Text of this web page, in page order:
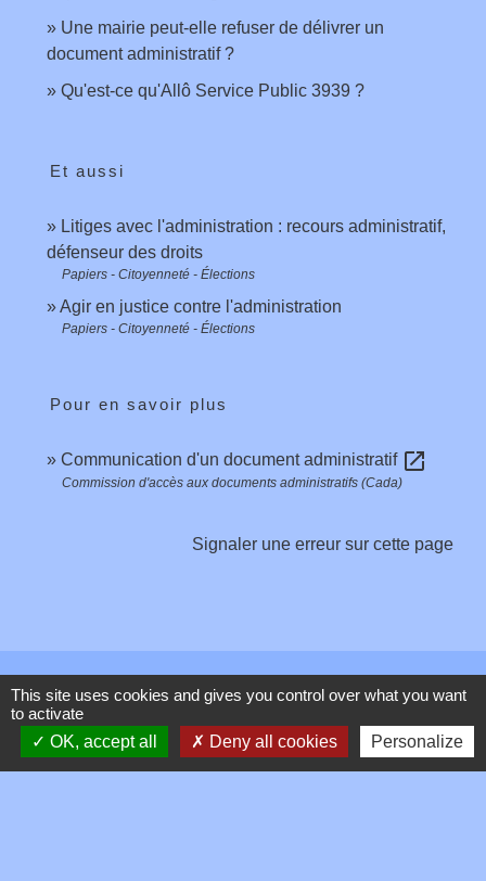
Une mairie peut-elle refuser de délivrer un
document administratif ?
Qu'est-ce qu'Allô Service Public 3939 ?
Et aussi
Litiges avec l'administration : recours administratif,
défenseur des droits
Papiers - Citoyenneté - Élections
Agir en justice contre l'administration
Papiers - Citoyenneté - Élections
Pour en savoir plus
Communication d'un document administratif open_in_new
Commission d'accès aux documents administratifs (Cada)
Signaler une erreur sur cette page
Contacts
Commune de Toussieux
346, Route du Morbier
01600 Toussieux - FRANCE
This site uses cookies and gives you control over what you want
to activate
OK, accept all
Deny all cookies Personalize